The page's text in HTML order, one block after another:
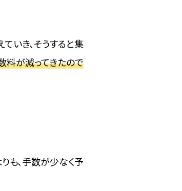
いき、そうすると集
料が減ってきたので
も、手数が少なく予